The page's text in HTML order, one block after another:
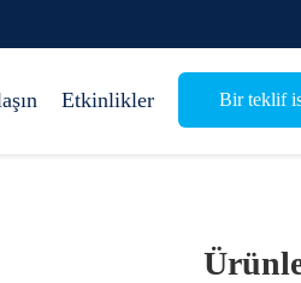
Etkinlikler Bir teklif